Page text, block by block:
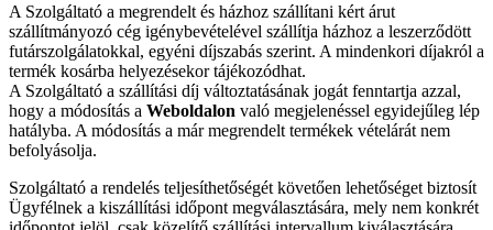
A Szolgáltató a megrendelt és házhoz szállítani kért árut
szállítmányozó cég igénybevételével szállítja házhoz a leszerződött
futárszolgálatokkal, egyéni díjszabás szerint. A mindenkori díjakról a
termék kosárba helyezésekor tájékozódhat.
A Szolgáltató a szállítási díj változtatásának jogát fenntartja azzal,
hogy a módosítás a Weboldalon való megjelenéssel egyidejűleg lép
hatályba. A módosítás a már megrendelt termékek vételárát nem
befolyásolja.
Szolgáltató a rendelés teljesíthetőségét követően lehetőséget biztosít
Ügyfélnek a kiszállítási időpont megválasztására, mely nem konkrét